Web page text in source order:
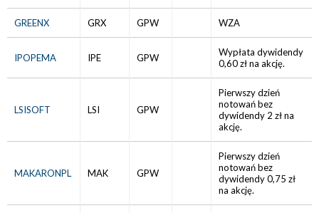
GREENX GRX GPW WZA
IPOPEMA IPE GPW
Wypłata dywidendy
0,60 zł na akcję.
LSISOFT LSI GPW
Pierwszy dzień
notowań bez
dywidendy 2 zł na
akcję.
MAKARONPL MAK GPW
Pierwszy dzień
notowań bez
dywidendy 0,75 zł
na akcję.